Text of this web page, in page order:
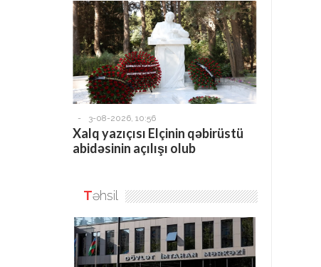
- 3-08-2026, 10:56
Xalq yazıçısı Elçinin qəbirüstü
abidəsinin açılışı olub
Təhsil